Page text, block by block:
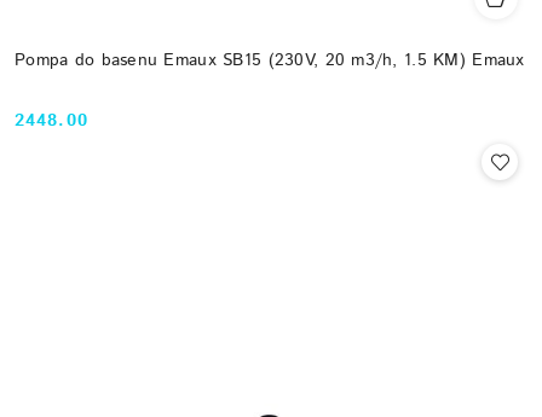
Pompa do basenu Emaux SB15 (230V, 20 m3/h, 1.5 KM) Emaux
Cena:
2448.00